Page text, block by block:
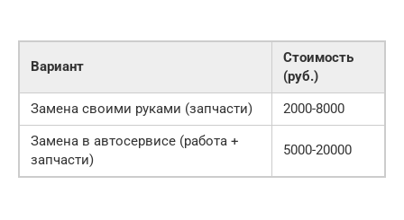
Вариант
Стоимость
(руб.)
Замена своими руками (запчасти)
2000-8000
Замена в автосервисе (работа +
запчасти)
5000-20000